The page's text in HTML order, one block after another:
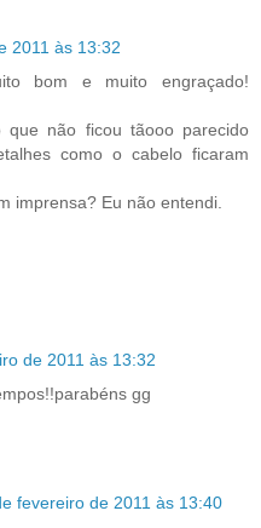
2011 às 13:32
bom e muito engraçado!
que não ficou tãooo parecido
como o cabelo ficaram
imprensa? Eu não entendi.
de 2011 às 13:32
gg
fevereiro de 2011 às 13:40